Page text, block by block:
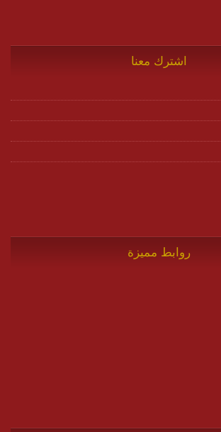
اشترك معنا
روابط مميزة